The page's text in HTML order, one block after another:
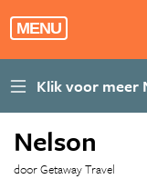
MENU
Nelson
door Getaway Travel